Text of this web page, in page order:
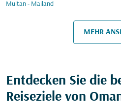
Multan - Mailand
MEHR
Entdecken Sie die
Reiseziele von